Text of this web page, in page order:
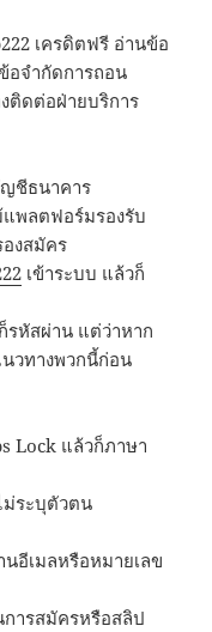
เครดิตฟรี อ่านข้อ
อจำกัดการถอน
ติดต่อฝ่ายบริการ
ชีธนาคาร
แพลตฟอร์มรองรับ
งสมัคร
เข้าระบบ แล้วก็
รหัสผ่าน แต่ว่าหาก
วทางพวกนี้ก่อน
Lock แล้วก็ภาษา
ระบุตัวตน
อีเมลหรือหมายเลข
ารสมัครหรือสลิป